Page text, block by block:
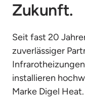
Zukunft.
Seit fast 20
zuverlässiger
installieren
Marke Digel Heat.